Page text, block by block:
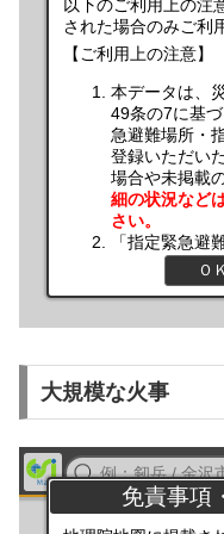
大規模な火事